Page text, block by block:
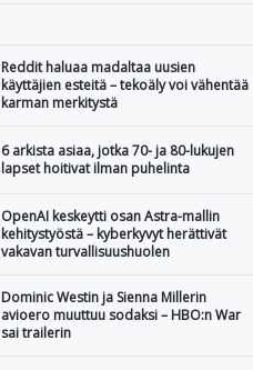
Reddit haluaa madaltaa uusien
käyttäjien esteitä – tekoäly voi vähentää
karman merkitystä
6 arkista asiaa, jotka 70- ja 80-lukujen
lapset hoitivat ilman puhelinta
OpenAI keskeytti osan Astra-mallin
kehitystyöstä – kyberkyvyt herättivät
vakavan turvallisuushuolen
Dominic Westin ja Sienna Millerin
avioero muuttuu sodaksi – HBO:n War
sai trailerin